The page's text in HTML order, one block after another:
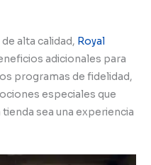
alta calidad, Royal
adicionales para
programas de fidelidad,
especiales que
sea una experiencia